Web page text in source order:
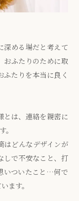
深める場だと考えて
おふたりのために取
ふたりを本当に良く
とは、連絡を親密に
。
はどんなデザインが
しで不安なこと、打
いついたこと…何で
ます。